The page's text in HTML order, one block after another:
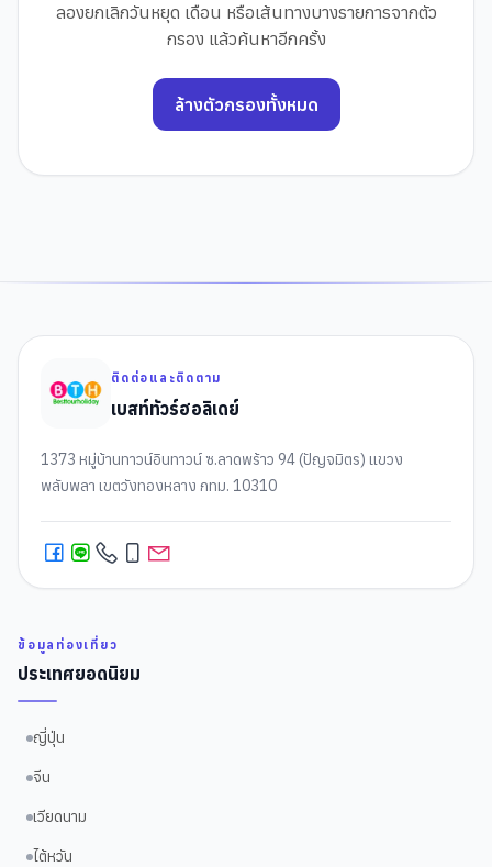
ลองยกเลิกวันหยุด เดือน หรือเส้นทางบางรายการจากตัว
กรอง แล้วค้นหาอีกครั้ง
ล้างตัวกรองทั้งหมด
ติดต่อและติดตาม
เบสท์ทัวร์ฮอลิเดย์
1373 หมู่บ้านทาวน์อินทาวน์ ซ.ลาดพร้าว 94 (ปัญจมิตร) แขวง
พลับพลา เขตวังทองหลาง กทม. 10310
ข้อมูลท่องเที่ยว
ประเทศยอดนิยม
ญี่ปุ่น
จีน
เวียดนาม
ไต้หวัน